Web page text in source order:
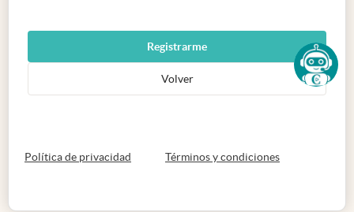
Registrarme
Volver
Política de privacidad abre en nueva pestaña
Términos y condicionesabre en nueva